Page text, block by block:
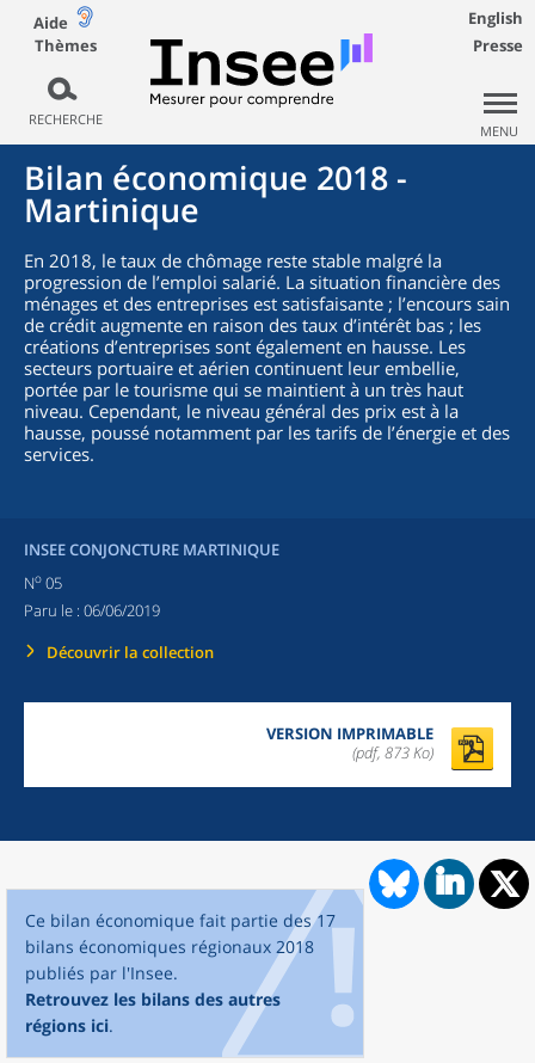
Aide
Thèmes
RECHERCHE
English
Presse
MENU
Bilan économique 2018 -
Martinique
En 2018, le taux de chômage reste stable malgré la
progression de l’emploi salarié. La situation financière des
ménages et des entreprises est satisfaisante ; l’encours sain
de crédit augmente en raison des taux d’intérêt bas ; les
créations d’entreprises sont également en hausse. Les
secteurs portuaire et aérien continuent leur embellie,
portée par le tourisme qui se maintient à un très haut
niveau. Cependant, le niveau général des prix est à la
hausse, poussé notamment par les tarifs de l’énergie et des
services.
INSEE CONJONCTURE MARTINIQUE
No 05
Paru le : 06/06/2019
Découvrir la collection
VERSION IMPRIMABLE
(pdf, 873 Ko)
Ce bilan économique fait partie des 17
bilans économiques régionaux 2018
publiés par l'Insee.
Retrouvez les bilans des autres
régions ici.